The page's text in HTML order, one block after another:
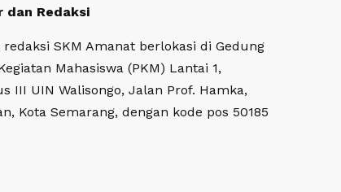
dan Redaksi
redaksi SKM Amanat berlokasi di Gedung
Mahasiswa (PKM) Lantai 1,
III UIN Walisongo, Jalan Prof. Hamka,
Kota Semarang, dengan kode pos 50185